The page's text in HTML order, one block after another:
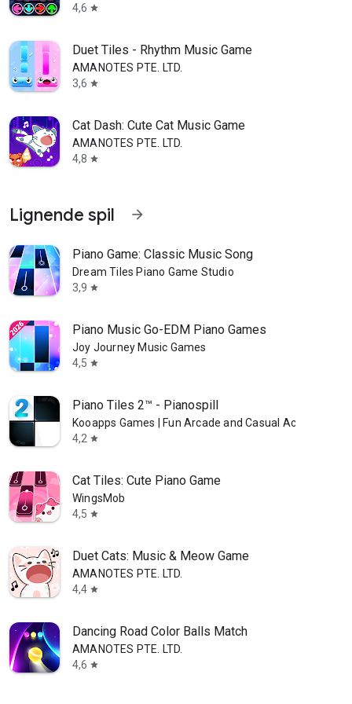
4,6 star
Duet Tiles - Rhythm Music Game
AMANOTES PTE. LTD.
3,6 star
Cat Dash: Cute Cat Music Game
AMANOTES PTE. LTD.
4,8 star
Lignende spil arrow_forward
Piano Game: Classic Music Song
Dream Tiles Piano Game Studio
3,9 star
Piano Music Go-EDM Piano Games
Joy Journey Music Games
4,5 star
Piano Tiles 2™ - Pianospill
Kooapps Games | Fun Arcade and Casual Action
4,2 star
Cat Tiles: Cute Piano Game
WingsMob
4,5 star
Duet Cats: Music & Meow Game
AMANOTES PTE. LTD.
4,4 star
Dancing Road Color Balls Match
AMANOTES PTE. LTD.
4,6 star